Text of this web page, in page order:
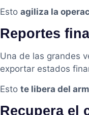
Esto agiliza la
Reportes
Una de las grandes
exportar estados
Esto te libera del
Recupera el